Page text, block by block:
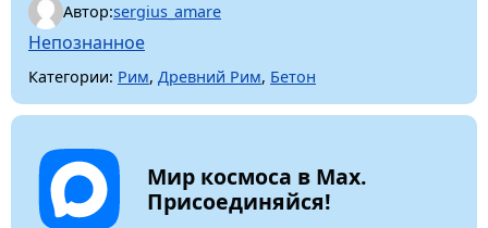
Автор:sergius_amare
Непознанное
Категории: Рим, Древний Рим, Бетон
Мир космоса в Max.
Присоединяйся!